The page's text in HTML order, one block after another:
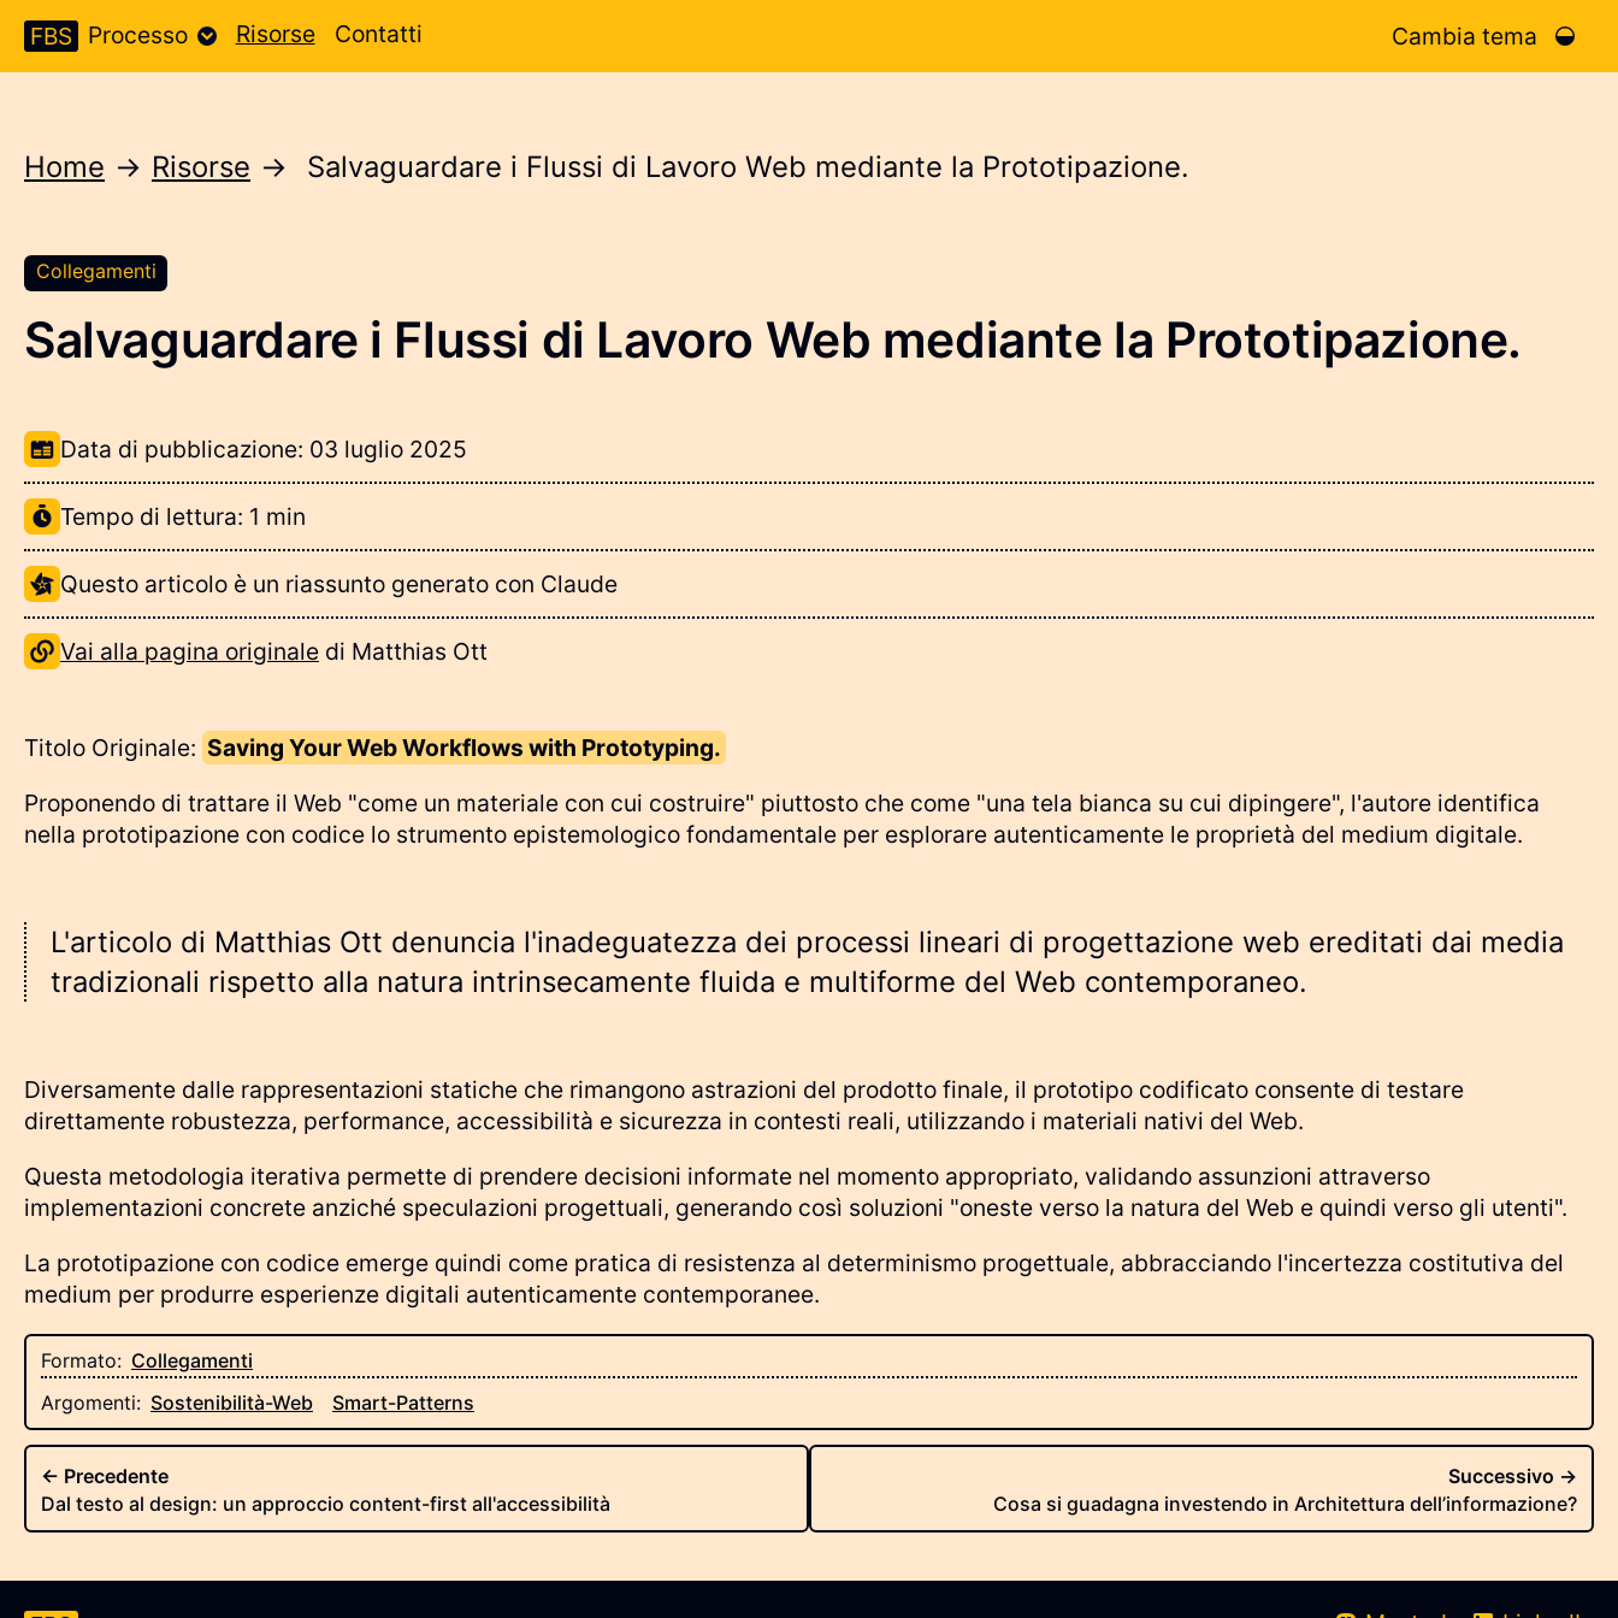
FBS Processo Risorse Contatti Cambia tema
Home → Risorse → Salvaguardare i Flussi di Lavoro Web mediante la Prototipazione.
Collegamenti
Salvaguardare i Flussi di Lavoro Web mediante la Prototipazione.
Informazioni sulla risorsa
Data di pubblicazione: 03 luglio 2025
Tempo di lettura: 1 min
Informazioni sulla generazione AI
Questo articolo è un riassunto generato con Claude
Informazioni sull'autore
Vai alla pagina originale di Matthias Ott
Titolo Originale: Sav­ing Your Web Work­flows with Prototyping.
Proponendo di trattare il Web "come un materiale con cui costruire" piuttosto che come "una tela bianca su cui dipingere", l'autore identifica
nella prototipazione con codice lo strumento epistemologico fondamentale per esplorare autenticamente le proprietà del medium digitale.
L'articolo di Matthias Ott denuncia l'inadeguatezza dei processi lineari di progettazione web ereditati dai media
tradizionali rispetto alla natura intrinsecamente fluida e multiforme del Web contemporaneo.
Diversamente dalle rappresentazioni statiche che rimangono astrazioni del prodotto finale, il prototipo codificato consente di testare
direttamente robustezza, performance, accessibilità e sicurezza in contesti reali, utilizzando i materiali nativi del Web.
Questa metodologia iterativa permette di prendere decisioni informate nel momento appropriato, validando assunzioni attraverso
implementazioni concrete anziché speculazioni progettuali, generando così soluzioni "oneste verso la natura del Web e quindi verso gli utenti".
La prototipazione con codice emerge quindi come pratica di resistenza al determinismo progettuale, abbracciando l'incertezza costitutiva del
medium per produrre esperienze digitali autenticamente contemporanee.
Tag e categorie della risorsa
Formato: Collegamenti
Argomenti: Sostenibilità-Web Smart-Patterns
← Precedente
Dal testo al design: un approccio content-first all'accessibilità
Successivo →
Cosa si guadagna investendo in Architettura dell’informazione?